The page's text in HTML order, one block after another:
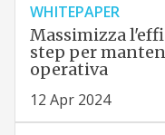
WHITEPAPER
Massimizza
step per
operativa
12 Apr 2024